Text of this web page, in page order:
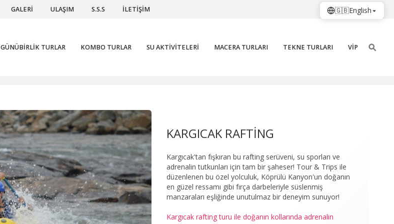
GALERİ ULAŞIM S.S.S İLETİŞİM
GÜNÜBİRLİK TURLAR KOMBO TURLAR SU AKTİVİTELERİ MACERA TURLARI TEKNE TURLARI VİP
KARGICAK RAFTİNG
Kargıcak'tan fışkıran bu rafting serüveni, su sporları ve
adrenalin tutkunları için tam bir şaheser! Tour & Trips ile
düzenlenen bu özel yolculuk, Köprülü Kanyon'un doğanın
en güzel ressamı gibi fırça darbeleriyle süslenmiş
manzaraları eşliğinde unutulmaz bir deneyim sunuyor!
Kargıcak rafting turu ile doğanın kollarında adrenalin
🇬🇧English